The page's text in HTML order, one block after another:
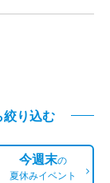
り込む
今週末の
夏休みイベント